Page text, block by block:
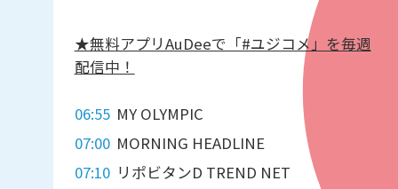
★無料アプリAuDeeで「#ユジコメ」を毎週
配信中！
06:55 MY OLYMPIC
07:00 MORNING HEADLINE
07:10 リポビタンD TREND NET